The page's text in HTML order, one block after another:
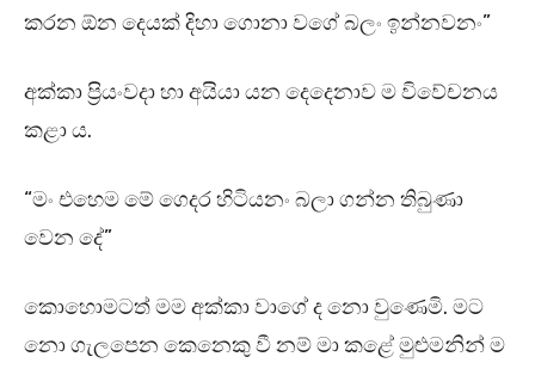
කරන ඕන දෙයක් දිහා ගොනා වගේ බලං ඉන්නවනං”
අක්කා ප්‍රියංවදා හා අයියා යන දෙදෙනාව ම විවේචනය
කළා ය.
“මං එහෙම මේ ගෙදර හිටියනං බලා ගන්න තිබුණා
වෙන දේ”
කොහොමටත් මම අක්කා වාගේ ද නො වුණෙමි. මට
නො ගැලපෙන කෙනෙකු වී නම් මා කළේ මුළුමනින් ම